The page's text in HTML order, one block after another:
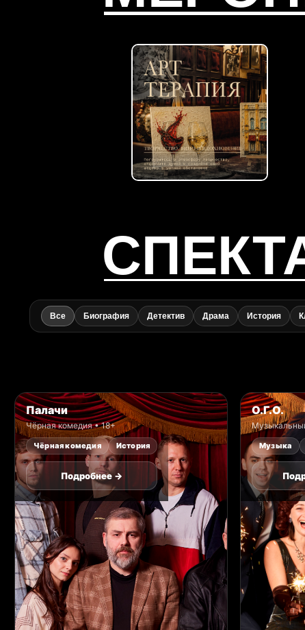
Все Биография Детектив Драма История
Палачи
Чёрная комедия • 18+
Чёрная комедия История
Подробнее →
О.Г.О.
Музыка